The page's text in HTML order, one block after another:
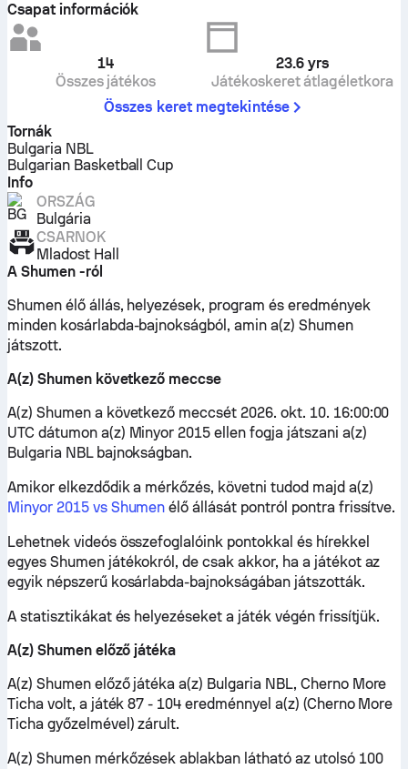
Csapat információk
14
Összes játékos
23.6 yrs
Játékoskeret átlagéletkora
Összes keret megtekintése
Tornák
Bulgaria NBL
Bulgarian Basketball Cup
Info
ORSZÁG
Bulgária
CSARNOK
Mladost Hall
A Shumen -ról
Shumen élő állás, helyezések, program és eredmények
minden kosárlabda-bajnokságból, amin a(z) Shumen
játszott.
A(z) Shumen következő meccse
A(z) Shumen a következő meccsét 2026. okt. 10. 16:00:00
UTC dátumon a(z) Minyor 2015 ellen fogja játszani a(z)
Bulgaria NBL bajnokságban.
Amikor elkezdődik a mérkőzés, követni tudod majd a(z)
Minyor 2015 vs Shumen élő állását pontról pontra frissítve.
Lehetnek videós összefoglalóink pontokkal és hírekkel
egyes Shumen játékokról, de csak akkor, ha a játékot az
egyik népszerű kosárlabda-bajnokságában játszották.
A statisztikákat és helyezéseket a játék végén frissítjük.
A(z) Shumen előző játéka
A(z) Shumen előző játéka a(z) Bulgaria NBL, Cherno More
Ticha volt, a játék 87 - 104 eredménnyel a(z) (Cherno More
Ticha győzelmével) zárult.
A(z) Shumen mérkőzések ablakban látható az utolsó 100